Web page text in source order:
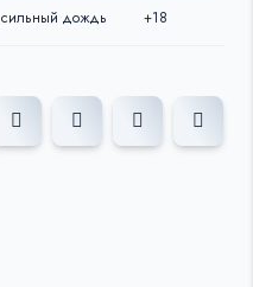
сильный дождь +18